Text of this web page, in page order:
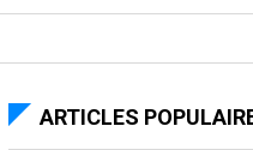
ARTICLES